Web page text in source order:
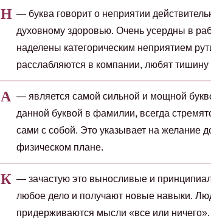
Н — буква говорит о неприятии
духовному здоровью. Очень усердны в
наделены категорическим неприятием
расслабляются в компании, любят тишину
А — является самой сильной и мощной
данной буквой в фамилии, всегда
сами с собой. Это указывает на желание
физическом плане.
К — зачастую это выносливые и
любое дело и получают новые навыки.
придерживаются мысли «все или